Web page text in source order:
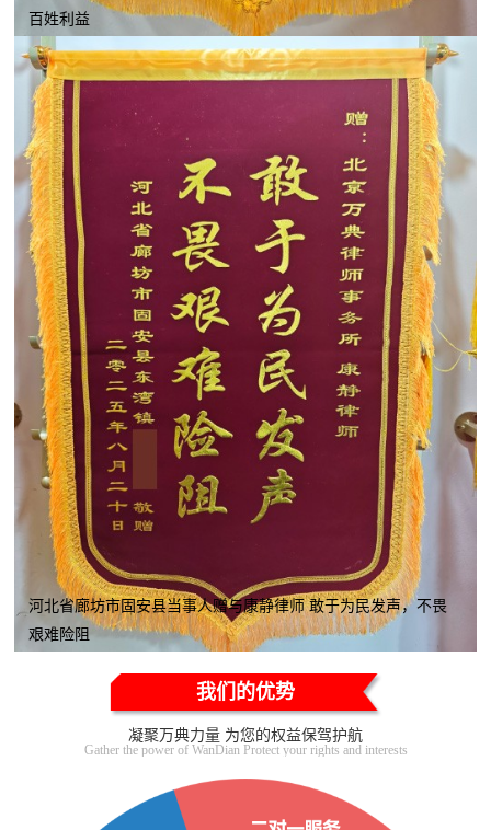
百姓利益
河北省廊坊市固安县当事人赠与康静律师 敢于为民发声，不畏
艰难险阻
我们的优势
凝聚万典力量 为您的权益保驾护航
Gather the power of WanDian Protect your rights and interests